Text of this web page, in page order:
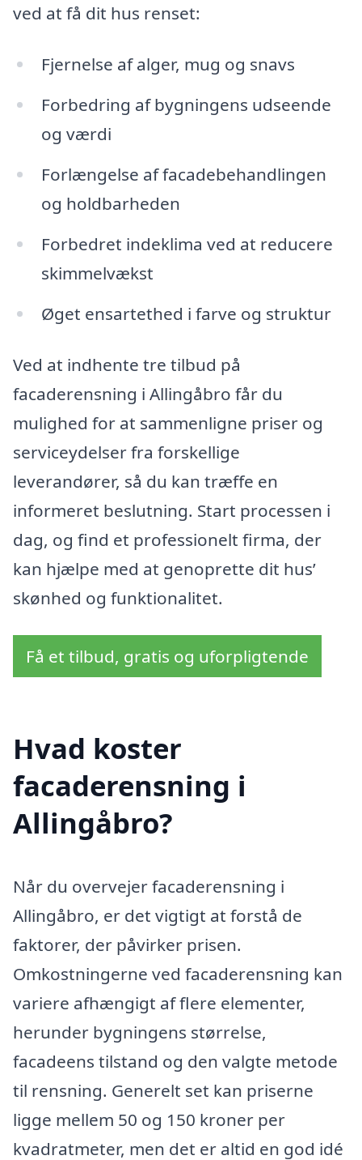
ved at få dit hus renset:
Fjernelse af alger, mug og snavs
Forbedring af bygningens udseende
og værdi
Forlængelse af facadebehandlingen
og holdbarheden
Forbedret indeklima ved at reducere
skimmelvækst
Øget ensartethed i farve og struktur
Ved at indhente tre tilbud på
facaderensning i Allingåbro får du
mulighed for at sammenligne priser og
serviceydelser fra forskellige
leverandører, så du kan træffe en
informeret beslutning. Start processen i
dag, og find et professionelt firma, der
kan hjælpe med at genoprette dit hus’
skønhed og funktionalitet.
Få et tilbud, gratis og uforpligtende
Hvad koster
facaderensning i
Allingåbro?
Når du overvejer facaderensning i
Allingåbro, er det vigtigt at forstå de
faktorer, der påvirker prisen.
Omkostningerne ved facaderensning kan
variere afhængigt af flere elementer,
herunder bygningens størrelse,
facadeens tilstand og den valgte metode
til rensning. Generelt set kan priserne
ligge mellem 50 og 150 kroner per
kvadratmeter, men det er altid en god idé